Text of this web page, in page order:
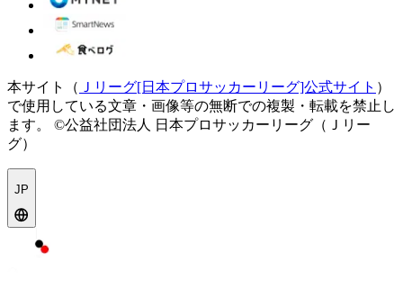
本サイト（ Ｊリーグ[日本プロサッカーリーグ]公式サイト ）
で使用している文章・画像等の無断での複製・転載を禁止し
ます。
©公益社団法人 日本プロサッカーリーグ（Ｊリー
グ）
JP